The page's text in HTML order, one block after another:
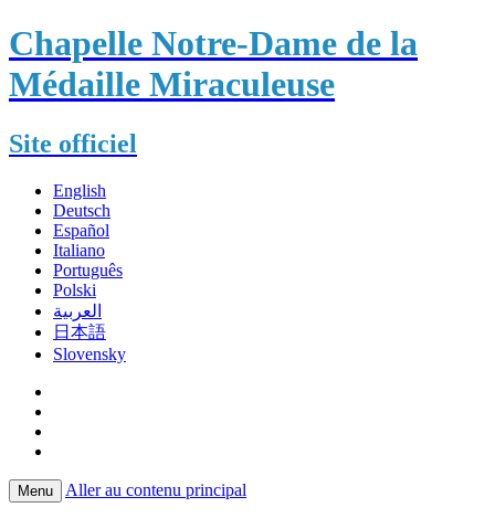
Chapelle Notre-Dame de la
Médaille Miraculeuse
Site officiel
English
Deutsch
Español
Italiano
Português
Polski
العربية
日本語
Slovensky
Menu Aller au contenu principal